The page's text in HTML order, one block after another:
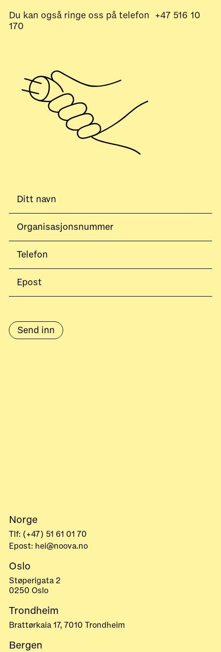
Du kan også ringe oss på telefon +47 516 10
170
Send inn
Norge
Tlf: (+47) 51 61 01 70
Epost: hei@noova.no
Oslo
Støperigata 2
0250 Oslo
Trondheim
Brattørkaia 17, 7010 Trondheim
Bergen